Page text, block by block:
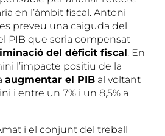
en l’àmbit fiscal. Antoni
preveu una caiguda del
PIB que seria compensat
del dèficit fiscal. En
l’impacte positiu de la
augmentar el PIB al voltant
i entre un 7% i un 8,5% a
i el conjunt del treball